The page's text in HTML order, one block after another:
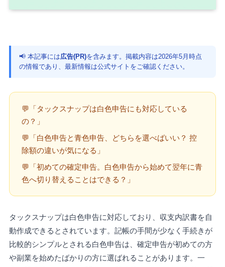
📢 本記事には広告(PR)を含みます。掲載内容は2026年5月時点
の情報であり、最新情報は公式サイトをご確認ください。
💬「タックスナップは白色申告にも対応している
の？」
💬「白色申告と青色申告、どちらを選べばいい？ 控
除額の違いが気になる」
💬「初めての確定申告。白色申告から始めて翌年に青
色へ切り替えることはできる？」
タックスナップは白色申告に対応しており、収支内訳書を自
動作成できるとされています。記帳の手間が少なく手続きが
比較的シンプルとされる白色申告は、確定申告が初めての方
や副業を始めたばかりの方に選ばれることがあります。一